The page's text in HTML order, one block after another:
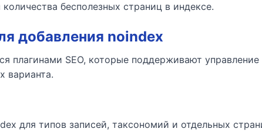
бесполезных страниц в индексе.
добавления noindex
плагинами SEO, которые поддерживают управление
варианта.
для типов записей, таксономий и отдельных